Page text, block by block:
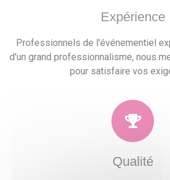
Expérience
Professionnels de l'événementiel
d'un grand professionnalisme, nous
pour satisfaire vos
Qualité